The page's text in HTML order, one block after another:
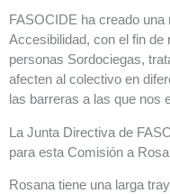
FASOCIDE ha creado
Accesibilidad, con el fin de
personas Sordociegas,
afecten al colectivo en
las barreras a las que nos
La Junta Directiva de
para esta Comisión a
Rosana tiene una larga